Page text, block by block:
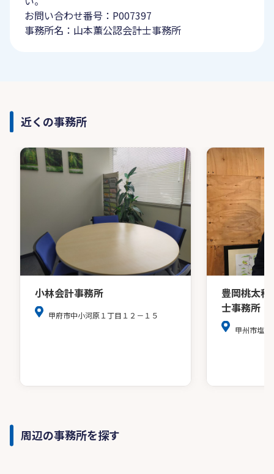
お問い合わせ番号：P007397
事務所名：山本薫公認会計士事務所
近くの事務所
小林会計事務所
甲府市中小河原１丁目１２－１５
豊岡桃太
士事務所
甲州市塩
周辺の事務所を探す